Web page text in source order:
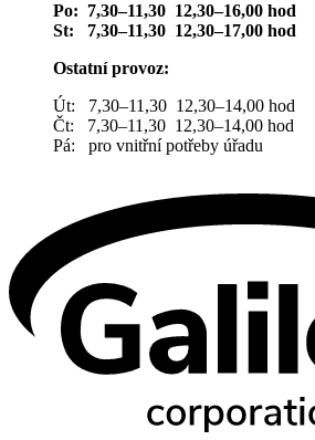
Po: 7,30–11,30 12,30–16,00 hod
St: 7,30–11,30 12,30–17,00 hod
Ostatní provoz:
Út: 7,30–11,30 12,30–14,00 hod
Čt: 7,30–11,30 12,30–14,00 hod
Pá: pro vnitřní potřeby úřadu